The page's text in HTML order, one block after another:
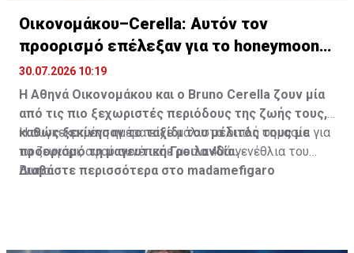
Οικονομάκου–Cerella: Αυτόν τον
προορισμό επέλεξαν για το honeymoon
τους
30.07.2026 10:19
Η Αθηνά Οικονομάκου και ο Bruno Cerella ζουν μία
από τις πιο ξεχωριστές περιόδους της ζωής τους,
καθώς ξεκίνησαν το ταξίδι του μέλιτός τους με
προορισμό τη μαγευτική Γροιλανδία.
Η συγκεκριμένη ημέρα είχε μάλιστα διπλή σημασία για
το ζευγάρι, αφού συνέπεσε με τα 40ά γενέθλια του
Bruno.
Διαβάστε περισσότερα στο madamefigaro